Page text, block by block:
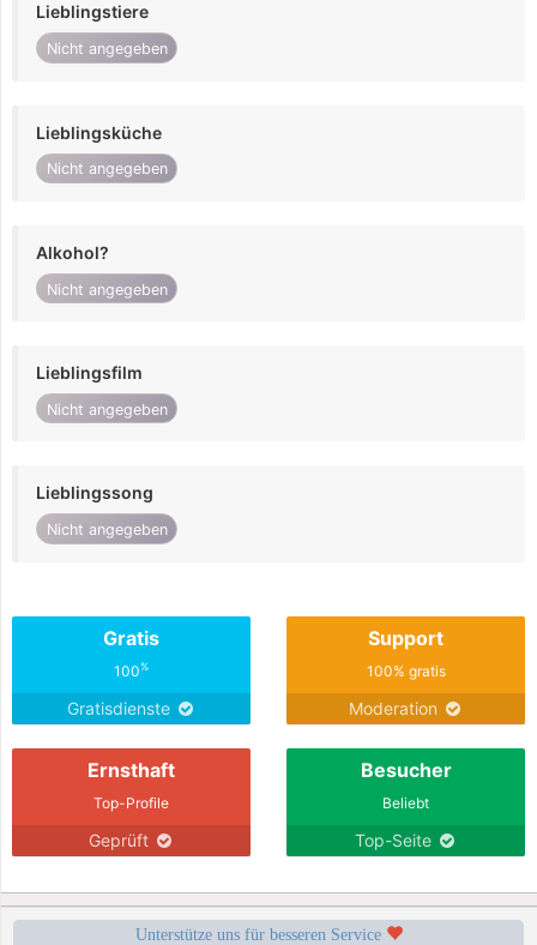
Lieblingstiere
Nicht angegeben
Lieblingsküche
Nicht angegeben
Alkohol?
Nicht angegeben
Lieblingsfilm
Nicht angegeben
Lieblingssong
Nicht angegeben
Gratis
100%
Gratisdienste
Support
100% gratis
Moderation
Ernsthaft
Top-Profile
Geprüft
Besucher
Beliebt
Top-Seite
Unterstütze uns für besseren Service